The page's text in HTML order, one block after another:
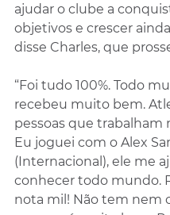
ajudar o clube a
objetivos e crescer
disse Charles, que
“Foi tudo 100%. Todo
recebeu muito bem.
pessoas que trabalham
Eu joguei com o Alex
(Internacional), ele me
conhecer todo mundo.
nota mil! Não tem nem